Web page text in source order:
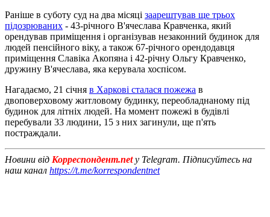
Раніше в суботу суд на два місяці заарештував ще трьох
підозрюваних - 43-річного В'ячеслава Кравченка, який
орендував приміщення і організував незаконний будинок для
людей пенсійного віку, а також 67-річного орендодавця
приміщення Славіка Акопяна і 42-річну Ольгу Кравченко,
дружину В'ячеслава, яка керувала хоспісом.
Нагадаємо, 21 січня в Харкові сталася пожежа в
двоповерховому житловому будинку, переобладнаному під
будинок для літніх людей. На момент пожежі в будівлі
перебували 33 людини, 15 з них загинули, ще п'ять
постраждали.
Новини від Корреспондент.netу Telegram. Підписуйтесь на
наш канал https://t.me/korrespondentnet